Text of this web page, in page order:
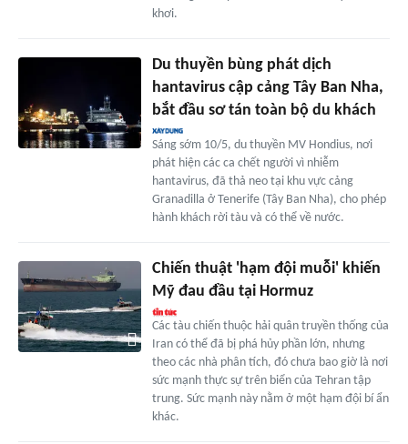
khơi.
Du thuyền bùng phát dịch
hantavirus cập cảng Tây Ban Nha,
bắt đầu sơ tán toàn bộ du khách
Sáng sớm 10/5, du thuyền MV Hondius, nơi
phát hiện các ca chết người vì nhiễm
hantavirus, đã thả neo tại khu vực cảng
Granadilla ở Tenerife (Tây Ban Nha), cho phép
hành khách rời tàu và có thể về nước.
Chiến thuật 'hạm đội muỗi' khiến
Mỹ đau đầu tại Hormuz
Các tàu chiến thuộc hải quân truyền thống của
Iran có thể đã bị phá hủy phần lớn, nhưng
theo các nhà phân tích, đó chưa bao giờ là nơi
sức mạnh thực sự trên biển của Tehran tập
trung. Sức mạnh này nằm ở một hạm đội bí ẩn
khác.